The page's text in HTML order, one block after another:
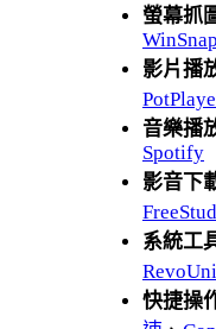
螢幕抓
WinSnap
影片播
音樂播
Spotify
影音下
系統工
快捷操